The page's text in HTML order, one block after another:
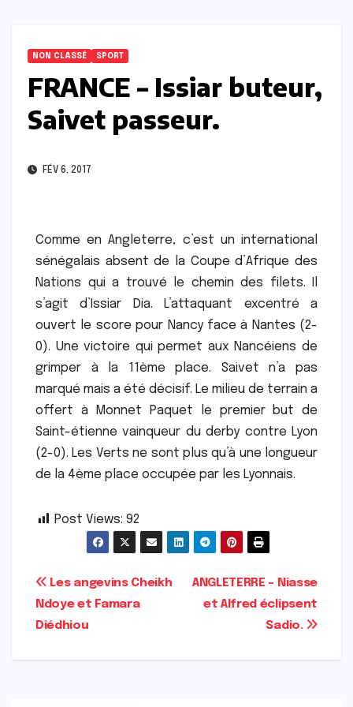
NON CLASSÉ SPORT
FRANCE – Issiar buteur,
Saivet passeur.
FÉV 6, 2017
Comme en Angleterre, c’est un international
sénégalais absent de la Coupe d’Afrique des
Nations qui a trouvé le chemin des filets. Il
s’agit d’Issiar Dia. L’attaquant excentré a
ouvert le score pour Nancy face à Nantes (2-
0). Une victoire qui permet aux Nancéiens de
grimper à la 11ème place. Saivet n’a pas
marqué mais a été décisif. Le milieu de terrain a
offert à Monnet Paquet le premier but de
Saint-étienne vainqueur du derby contre Lyon
(2-0). Les Verts ne sont plus qu’à une longueur
de la 4ème place occupée par les Lyonnais.
Post Views: 92
Navigation
de
l’article
ANGLETERRE – Niasse
et Alfred éclipsent
Sadio.
Les angevins Cheikh
Ndoye et Famara
Diédhiou